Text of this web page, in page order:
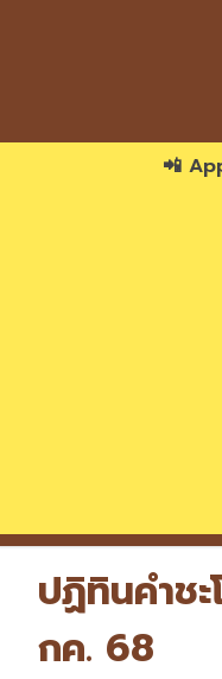
📲
ปฏิทินคำช
กค. 68